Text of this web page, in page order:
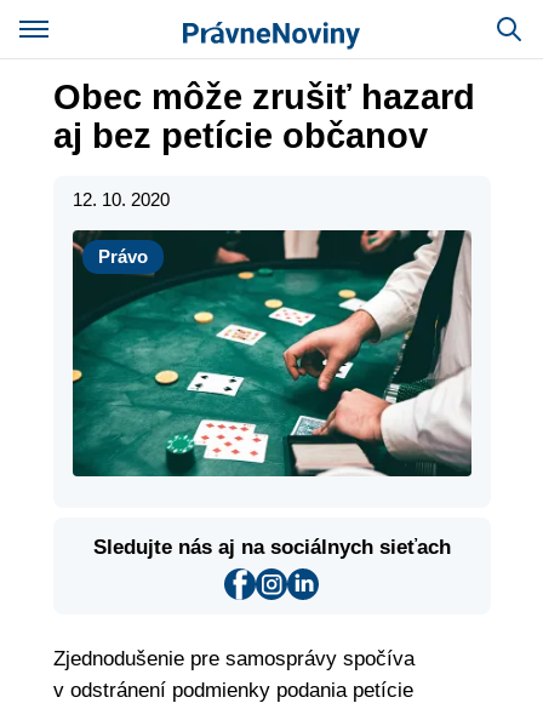
Obec môže zrušiť hazard
aj bez petície občanov
12. 10. 2020
Právo
Právo
Sledujte nás aj na sociálnych sieťach
Zjednodušenie pre samosprávy spočíva
v odstránení podmienky podania petície